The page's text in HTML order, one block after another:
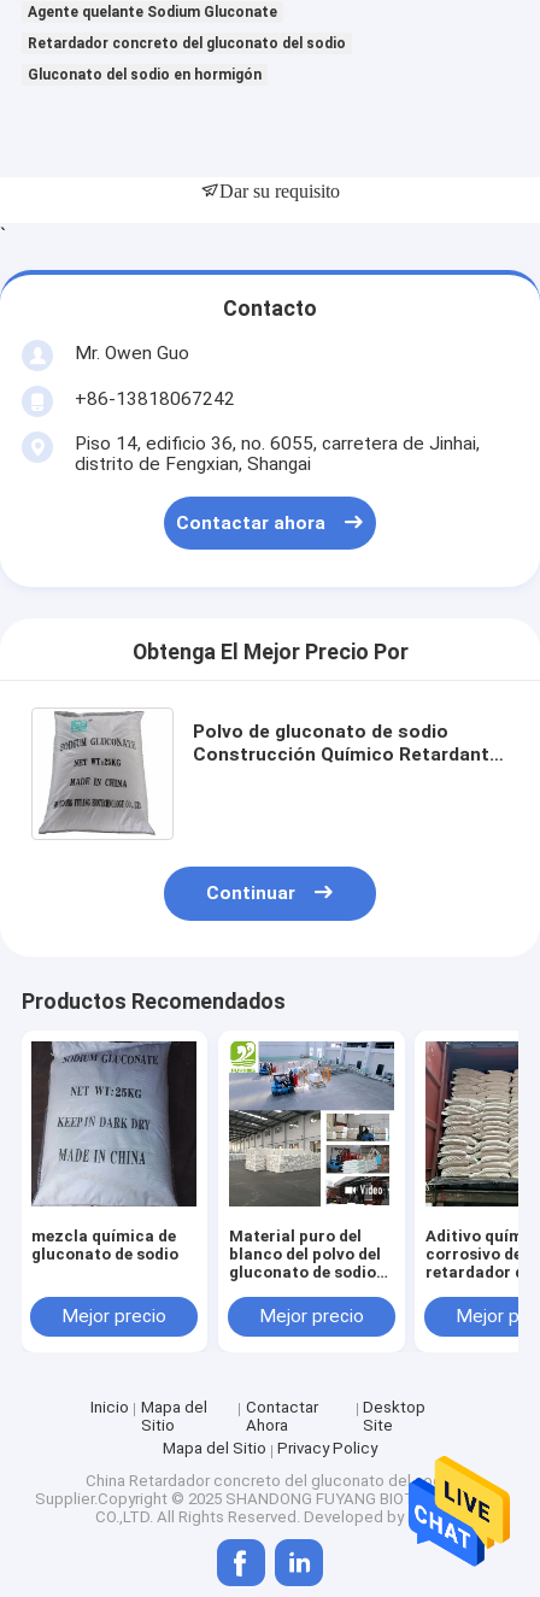
Visita a la fábrica
Control de Calidad
Contacto
noticias
Edulcorante natural del eritritol
Edulcorante orgánico del eritritol
Edulcorante pulverizado del eritritol
Substituto del edulcorante del eritritol
Agente quelante Sodium Gluconate
Retardador concreto del gluconato del sodio
Gluconato del sodio en hormigón
Dar su requisito
`
Contacto
Mr. Owen Guo
+86-13818067242
Piso 14, edificio 36, no. 6055, carretera de Jinhai,
distrito de Fengxian, Shangai
Contactar ahora
Obtenga El Mejor Precio Por
Polvo de gluconato de sodio
Construcción Químico Retardante
Continuar
Productos Recomendados
mezcla química de
gluconato de sodio
Mejor precio
Material puro del
blanco del polvo del
gluconato de sodio
de CAS 527-07-1
Mejor precio
Aditivo
corrosivo del
retardador del
construcción
polvo del
Mejor
Inicio
Mapa del
Sitio
Contactar
Ahora
Desktop
Site
Mapa del Sitio
Privacy Policy
China Retardador concreto del gluconato del sodio
Supplier.Copyright © 2025 SHANDONG FUYANG BIOTECHNOLOGY
CO.,LTD. All Rights Reserved. Developed by ECER